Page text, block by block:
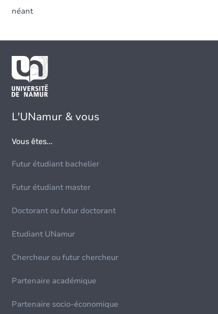
néant
L'UNamur & vous
Vous êtes...
Futur étudiant bachelier
Futur étudiant master
Doctorant ou futur doctorant
Etudiant UNamur
Chercheur ou futur chercheur
Partenaire académique
Partenaire socio-économique